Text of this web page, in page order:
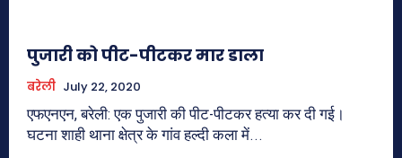
पुजारी को पीट-पीटकर मार डाला
बरेली July 22, 2020
एफएनएन, बरेली: एक पुजारी की पीट-पीटकर हत्या कर दी गई।
घटना शाही थाना क्षेत्र के गांव हल्दी कला में...